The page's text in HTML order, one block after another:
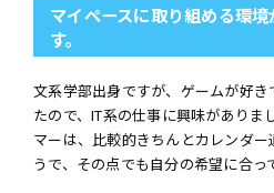
マイペースに取り組める環
す。
文系学部出身ですが、ゲームが好
たので、IT系の仕事に興味がありま
マーは、比較的きちんとカレンダ
うで、その点でも自分の希望に合っ